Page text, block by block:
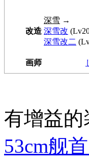
改造
深雪 →
深雪改
深雪改二
画师
有增益的
53cm舰